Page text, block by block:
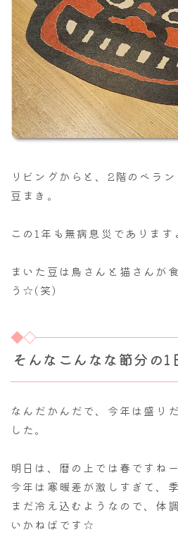
リビングからと、2階のベラ
豆まき。
この1年も無病息災でありま
まいた豆は鳥さんと猫さんが
う☆(笑)
そんなこんなな節分の1
なんだかんだで、今年は盛り
した。
明日は、暦の上では春ですねー
今年は寒暖差が激しすぎて、
まだ冷え込むようなので、体
いかねばです☆